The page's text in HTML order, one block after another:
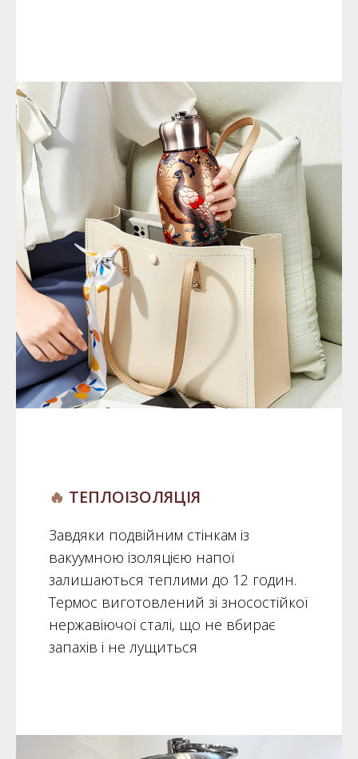
🔥 ТЕПЛОІЗОЛЯЦІЯ
Завдяки подвійним стінкам із
вакуумною ізоляцією напої
залишаються теплими до 12 годин.
Термос виготовлений зі зносостійкої
нержавіючої сталі, що не вбирає
запахів і не лущиться